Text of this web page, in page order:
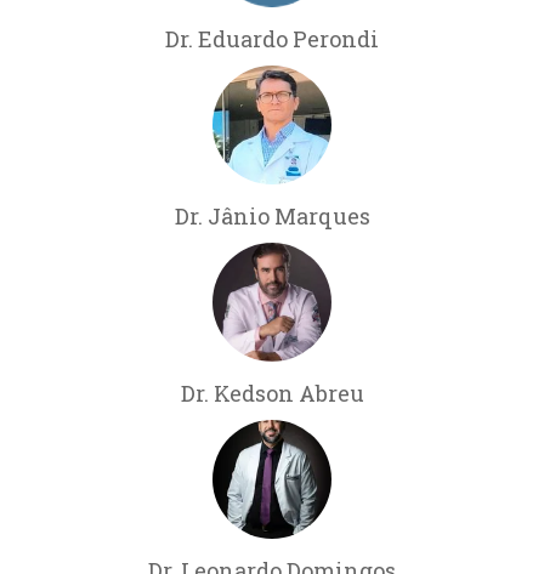
Dr. Eduardo Perondi
Dr. Jânio Marques
Dr. Kedson Abreu